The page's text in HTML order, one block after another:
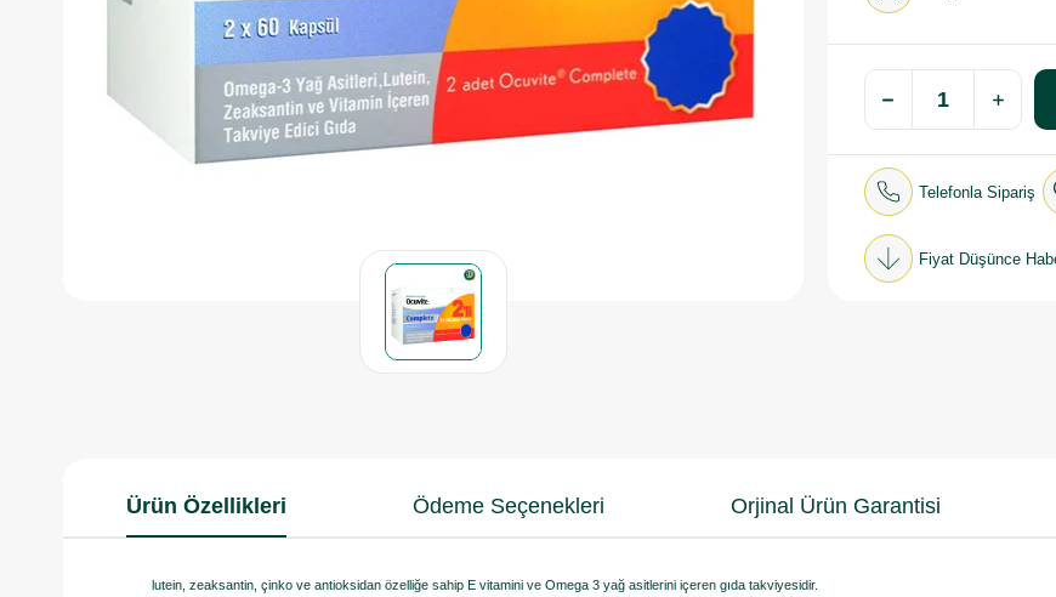
Telefonla Sipariş
Fiyat Düşünce
Ürün Özellikleri Ödeme Seçenekleri Orjinal Ürün Garantisi
lutein, zeaksantin, çinko ve antioksidan özelliğe sahip E vitamini ve Omega 3 yağ asitlerini içeren gıda takviyesidir.